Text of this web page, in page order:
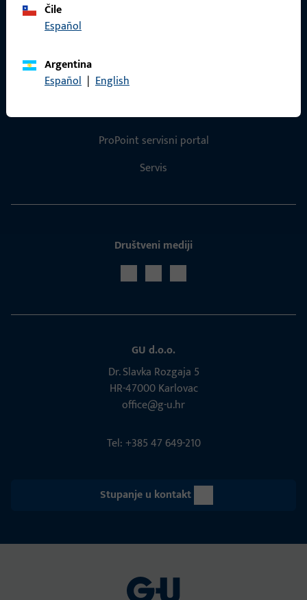
Čile
Español
Argentina
Español | English
Uskočiti u kontakt
ProPoint servisni portal
Servis
Društveni mediji
GU d.o.o.
Dr. Slavka Rozgaja 5
HR-47000 Karlovac
office@g-u.hr
Tel: +385 47 649-210
Stupanje u kontakt